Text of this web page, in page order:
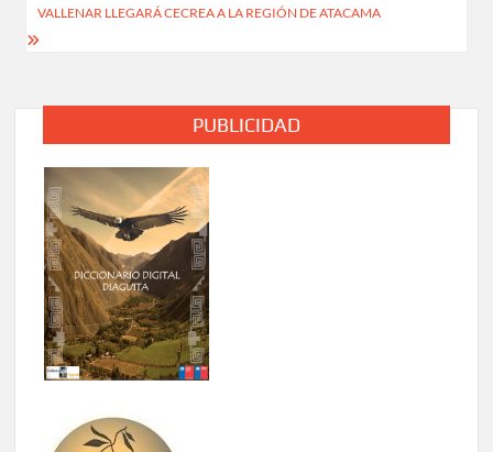
VALLENAR LLEGARÁ CECREA A LA REGIÓN DE ATACAMA
PUBLICIDAD